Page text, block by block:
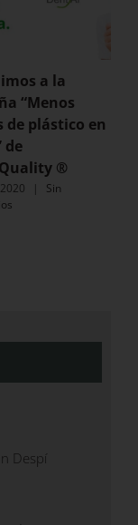
a la
“Menos
de plástico en
de
®
|
Sin
Despí